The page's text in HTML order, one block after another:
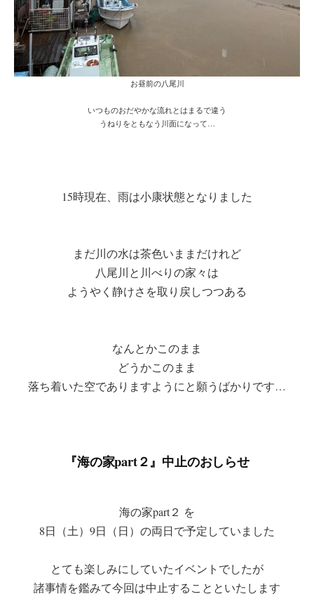
お昼前の八尾川
いつものおだやかな流れとはまるで違う
うねりをともなう川面になって…
15時現在、雨は小康状態となりました
まだ川の水は茶色いままだけれど
八尾川と川べりの家々は
ようやく静けさを取り戻しつつある
なんとかこのまま
どうかこのまま
落ち着いた空でありますようにと願うばかりです…
『海の家part２』中止のおしらせ
海の家part２ を
8日（土）9日（日）の両日で予定していました
とても楽しみにしていたイベントでしたが
諸事情を鑑みて今回は中止することといたします